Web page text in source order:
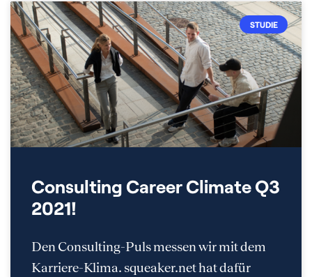
STUDIE
Consulting Career Climate Q3
2021!
Den Consulting-Puls messen wir mit dem
Karriere-Klima. squeaker.net hat dafür